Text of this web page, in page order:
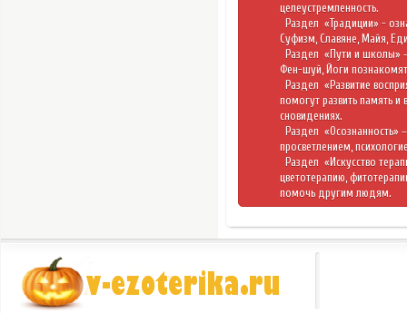
целеустремленность.
Раздел «Традиции» -
Суфизм, Славяне, Майя,
Раздел «Пути и школы»
Фен-шуй, Йоги
Раздел «Развитие
помогут развить память и
сновидениях.
Раздел «Осознанность»
просветлением,
Раздел «Искусство
цветотерапию,
помочь другим людям.